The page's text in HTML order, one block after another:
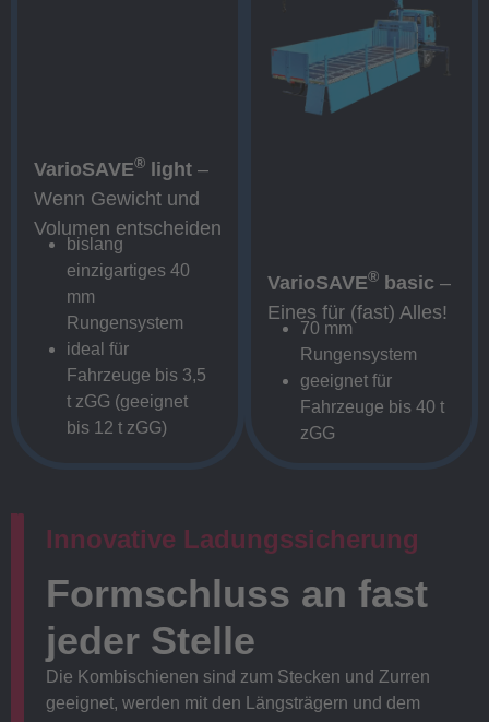
VarioSAVE® light –
Wenn Gewicht und
Volumen entscheiden
bislang
einzigartiges 40
mm
Rungensystem
ideal für
Fahrzeuge bis 3,5
t zGG (geeignet
bis 12 t zGG)
VarioSAVE® basic –
Eines für (fast) Alles!
70 mm
Rungensystem
geeignet für
Fahrzeuge bis 40 t
zGG
Innovative Ladungssicherung
Formschluss an fast
jeder Stelle
Die Kombischienen sind zum Stecken und Zurren
geeignet, werden mit den Längsträgern und dem